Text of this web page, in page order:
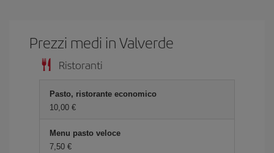
Prezzi medi in Valverde
Ristoranti
Pasto, ristorante economico
10,00 €
Menu pasto veloce
7,50 €